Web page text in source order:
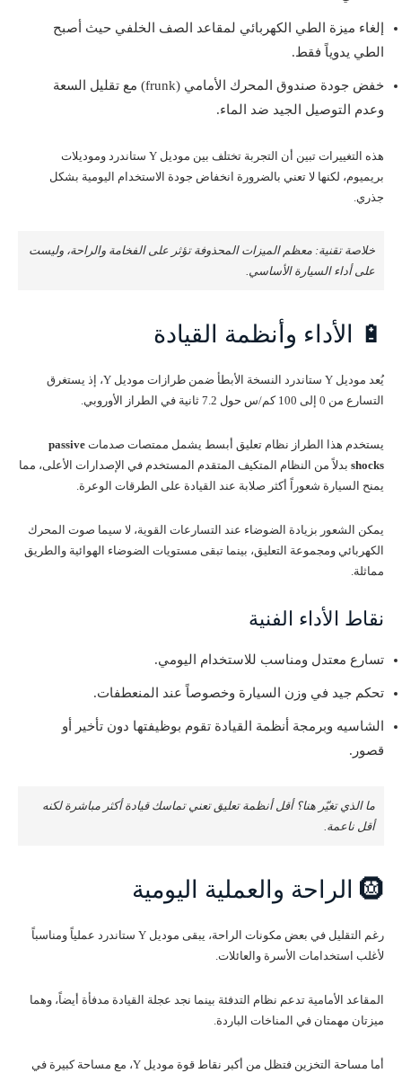
إلغاء ميزة الطي الكهربائي لمقاعد الصف الخلفي حيث أصبح
الطي يدوياً فقط.
خفض جودة صندوق المحرك الأمامي (frunk) مع تقليل السعة
وعدم التوصيل الجيد ضد الماء.
هذه التغييرات تبين أن التجربة تختلف بين موديل Y ستاندرد وموديلات
بريميوم، لكنها لا تعني بالضرورة انخفاض جودة الاستخدام اليومية بشكل
جذري.
خلاصة تقنية: معظم الميزات المحذوفة تؤثر على الفخامة والراحة، وليست
على أداء السيارة الأساسي.
🔋 الأداء وأنظمة القيادة
يُعد موديل Y ستاندرد النسخة الأبطأ ضمن طرازات موديل Y، إذ يستغرق
التسارع من 0 إلى 100 كم/س حول 7.2 ثانية في الطراز الأوروبي.
يستخدم هذا الطراز نظام تعليق أبسط يشمل ممتصات صدمات passive
shocks بدلاً من النظام المتكيف المتقدم المستخدم في الإصدارات الأعلى، مما
يمنح السيارة شعوراً أكثر صلابة عند القيادة على الطرقات الوعرة.
يمكن الشعور بزيادة الضوضاء عند التسارعات القوية، لا سيما صوت المحرك
الكهربائي ومجموعة التعليق، بينما تبقى مستويات الضوضاء الهوائية والطريق
مماثلة.
نقاط الأداء الفنية
تسارع معتدل ومناسب للاستخدام اليومي.
تحكم جيد في وزن السيارة وخصوصاً عند المنعطفات.
الشاسيه وبرمجة أنظمة القيادة تقوم بوظيفتها دون تأخير أو
قصور.
ما الذي تغيّر هنا؟ أقل أنظمة تعليق تعني تماسك قيادة أكثر مباشرة لكنه
أقل ناعمة.
🛞 الراحة والعملية اليومية
رغم التقليل في بعض مكونات الراحة، يبقى موديل Y ستاندرد عملياً ومناسباً
لأغلب استخدامات الأسرة والعائلات.
المقاعد الأمامية تدعم نظام التدفئة بينما نجد عجلة القيادة مدفأة أيضاً، وهما
ميزتان مهمتان في المناخات الباردة.
أما مساحة التخزين فتظل من أكبر نقاط قوة موديل Y، مع مساحة كبيرة في